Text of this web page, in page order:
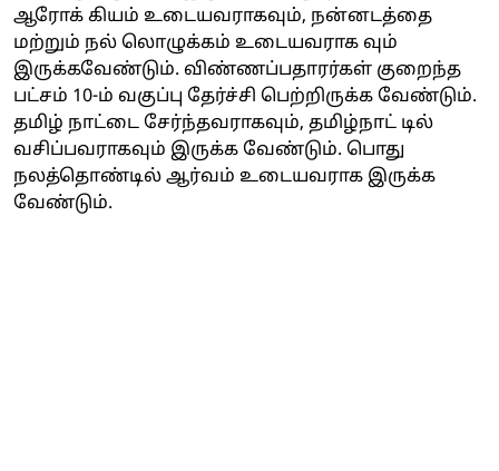
ஆரோக் கியம் உடையவராகவும், நன்னடத்தை
மற்றும் நல் லொழுக்கம் உடையவராக வும்
இருக்கவேண்டும். விண்ணப்பதாரர்கள் குறைந்த
பட்சம் 10-ம் வகுப்பு தேர்ச்சி பெற்றிருக்க வேண்டும்.
தமிழ் நாட்டை சேர்ந்தவராகவும், தமிழ்நாட் டில்
வசிப்பவராகவும் இருக்க வேண்டும். பொது
நலத்தொண்டில் ஆர்வம் உடையவராக இருக்க
வேண்டும்.